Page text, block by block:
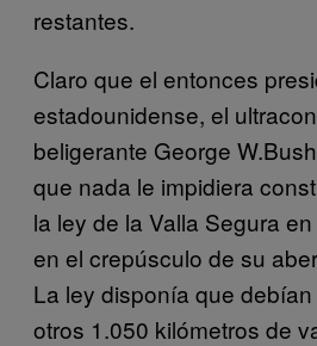
restantes.
Claro que el entonces
estadounidense, el
beligerante George
que nada le impidiera
la ley de la Valla Segura
en el crepúsculo de su
La ley disponía que
otros 1.050 kilómetros de